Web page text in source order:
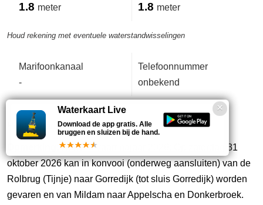
1.8 meter 1.8 meter
Houd rekening met eventuele waterstandwisselingen
Marifoonkanaal
-
Telefoonnummer
onbekend
Puntdeuren.
Opmerking:Konvooivaart najaar 2026: Op zaterdag 31
oktober 2026 kan in konvooi (onderweg aansluiten) van de
Rolbrug (Tijnje) naar Gorredijk (tot sluis Gorredijk) worden
gevaren en van Mildam naar Appelscha en Donkerbroek.
Waterkaart Live
Download de app gratis. Alle
bruggen en sluizen bij de hand.